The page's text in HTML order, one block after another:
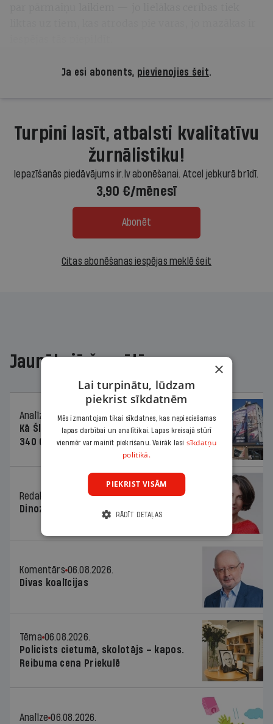
Ja esi abonents, pievienojies šeit.
Turpini lasīt, atbalsti kvalitatīvu
žurnālistiku!
Iepazīšanās piedāvājums ir.lv abonēšanai. Atcel jebkurā brīdī.
3,90 €/mēnesī
Abonēt
Citas abonēšanas iespējas meklē šeit
Jaunākajā žurnālā
Analīze
06.08.2026.
Kā Šlesera partija palika nesodīta par
340 000 vērtu reklāmas kampaņu
Redaktores sleja
06.08.2026.
Dinozaura triks
Komentārs 06.08.2026.
Divas koalīcijas
Tēma 06.08.2026.
Policists cietumā, skolotājs – kapos.
Reibuma cena Priekulē
Analīze 06.08.2026.
×
Lai turpinātu, lūdzam
piekrist sīkdatnēm
Mēs izmantojam tikai sīkdatnes, kas nepieciešamas
lapas darbībai un analītikai. Lapas kreisajā stūrī
vienmēr var mainīt piekrišanu. Vairāk lasi sīkdatņu
politikā.
PIEKRIST VISĀM
RĀDĪT DETAĻAS